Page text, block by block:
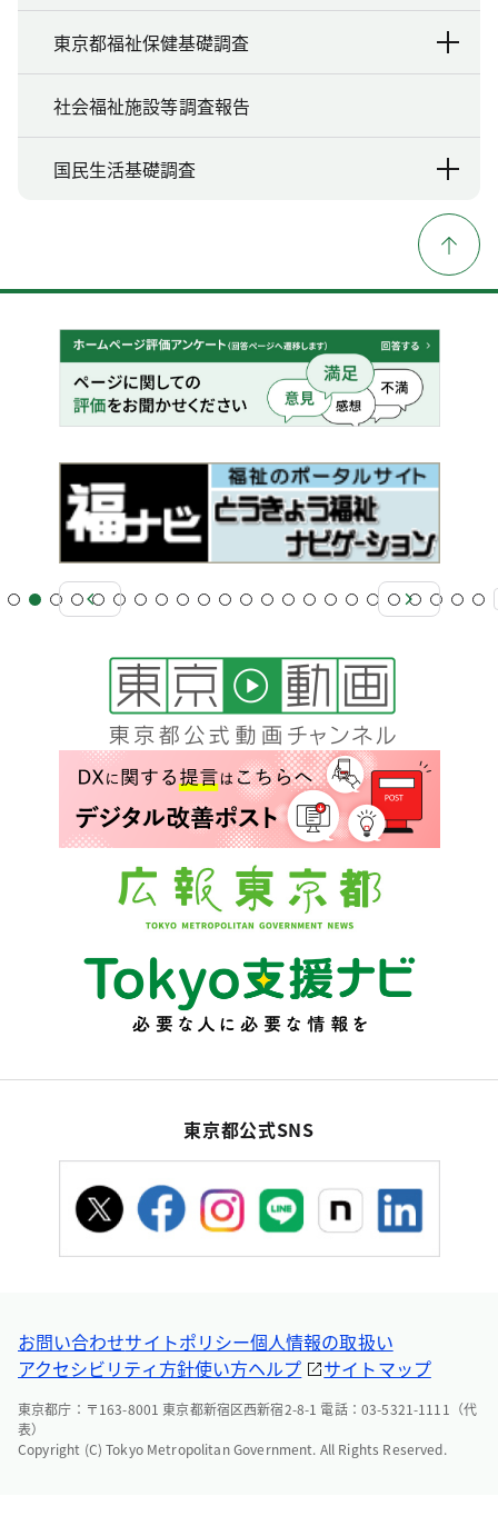
東京都福祉保健基礎調査
社会福祉施設等調査報告
国民生活基礎調査
東京都公式SNS
お問い合わせサイトポリシー個人情報の取扱い
アクセシビリティ方針使い方ヘルプ サイトマップ
東京都庁：〒163-8001 東京都新宿区西新宿2-8-1 電話：03-5321-1111（代
表）
Copyright (C) Tokyo Metropolitan Government. All Rights Reserved.